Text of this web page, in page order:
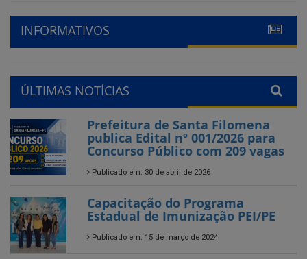
INFORMATIVOS
ÚLTIMAS NOTÍCIAS
Prefeitura de Santa Filomena
publica Edital nº 001/2026 para
Concurso Público com 209 vagas
Publicado em: 30 de abril de 2026
Capacitação do Programa
Estadual de Imunização PEI/PE
Publicado em: 15 de março de 2024